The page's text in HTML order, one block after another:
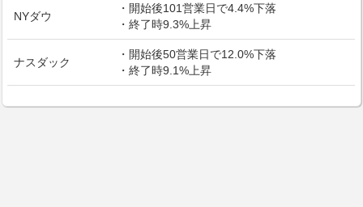
NYダウ
・開始後101営業日で4.4%下落
・終了時9.3%上昇
ナスダック
・開始後50営業日で12.0%下落
・終了時9.1%上昇